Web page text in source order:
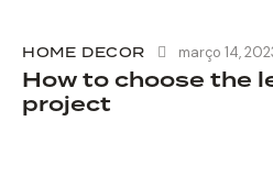
HOME DECOR março 14,
How to choose the
project